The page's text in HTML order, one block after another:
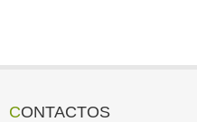
CONTACTOS